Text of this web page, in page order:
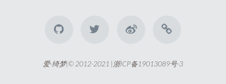
爱·绮梦|© 2012-2021 | 浙ICP备19013089号-3